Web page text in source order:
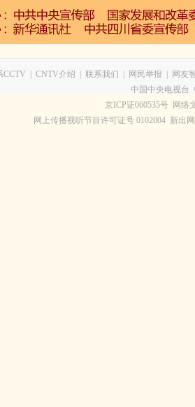
CCTV CNTV介绍 联系我们 网民举报
网友
中国中央电视台
京ICP证060535号
网络
网上传播视听节目许可证号 0102004 新出